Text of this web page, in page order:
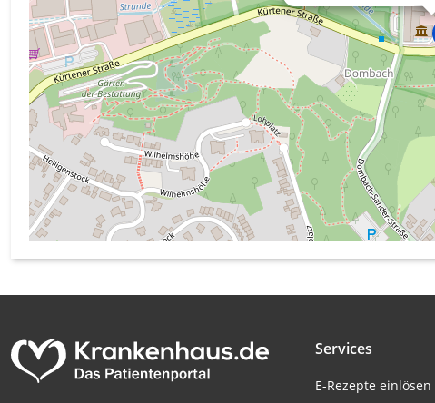
Services
E-Rezepte
Messung der Werbeleistung
Messung der Performance von Inhalten
Analyse von Zielgruppen durch Statistiken oder Kombinationen
verschiedenen Quellen
Entwicklung und Verbesserung der Angebote
Verwendung reduzierter Daten zur Auswahl von Inhalten
IAB-Besonderheiten:
Verwendung genauer Standortdaten
Nicht-IAB-Verarbeitungszwecke:
Performance